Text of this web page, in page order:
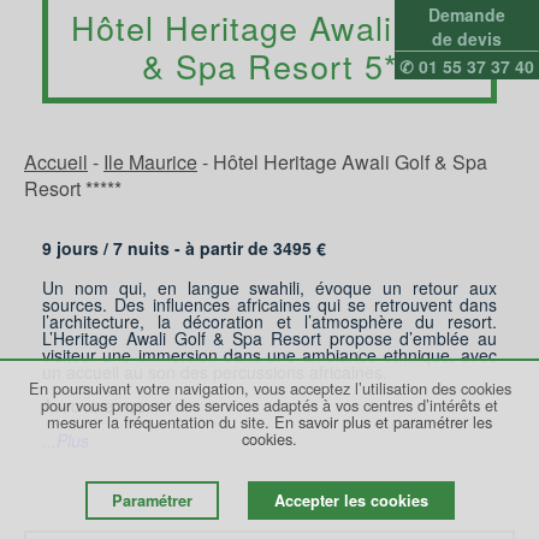
Demande
de devis
✆ 01 55 37 37 40
Hôtel Heritage Awali Golf
& Spa Resort 5*
Accueil - Ile Maurice- Hôtel Heritage Awali Golf & Spa
Resort *****
9 jours / 7 nuits - à partir de 3495 €
Un nom qui, en langue swahili, évoque un retour aux
sources. Des influences africaines qui se retrouvent dans
l’architecture, la décoration et l’atmosphère du resort.
L’Heritage Awali Golf & Spa Resort propose d’emblée au
visiteur une immersion dans une ambiance ethnique, avec
Avec une vue
En poursuivant votre navigation, vous acceptez l’utilisation des cookies
pour vous proposer des services adaptés à vos centres d’intérêts et
mesurer la fréquentation du site. En savoir plus et paramétrer les
cookies.
Paramétrer Accepter les cookies